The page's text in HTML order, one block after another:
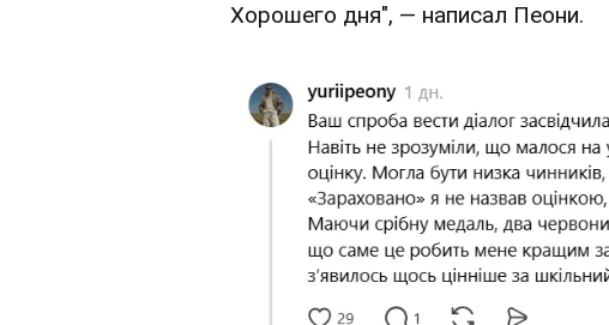
Хорошего дня", — написал Пеони.